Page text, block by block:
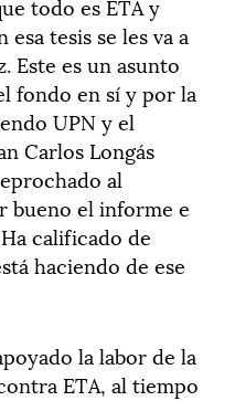
todo es ETA y
tesis se les va a
Este es un asunto
fondo en sí y por la
UPN y el
Carlos Longás
al
bueno el informe e
calificado de
haciendo de ese
la labor de la
ETA, al tiempo